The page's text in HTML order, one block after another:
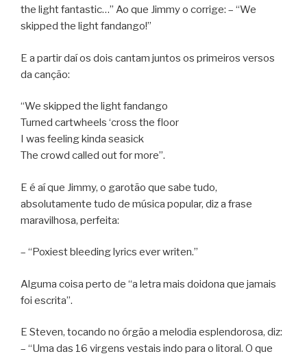
the light fantastic…” Ao que Jimmy o corrige: – “We
skipped the light fandango!”
E a partir daí os dois cantam juntos os primeiros versos
da canção:
“We skipped the light fandango
Turned cartwheels ‘cross the floor
I was feeling kinda seasick
The crowd called out for more”.
E é aí que Jimmy, o garotão que sabe tudo,
absolutamente tudo de música popular, diz a frase
maravilhosa, perfeita:
– “Poxiest bleeding lyrics ever writen.”
Alguma coisa perto de “a letra mais doidona que jamais
foi escrita”.
E Steven, tocando no órgão a melodia esplendorosa, diz:
– “Uma das 16 virgens vestais indo para o litoral. O que